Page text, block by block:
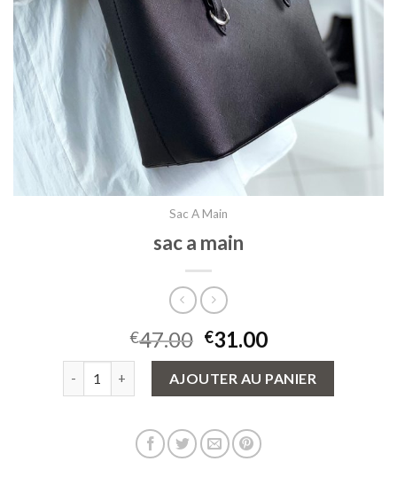
Sac A Main
sac a main
€47.00 €31.00
AJOUTER AU PANIER